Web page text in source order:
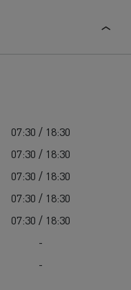
07:30 / 18:30
07:30 / 18:30
07:30 / 18:30
07:30 / 18:30
07:30 / 18:30
-
-